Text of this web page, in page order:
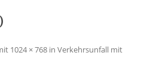
1024 × 768 in Verkehrsunfall mit